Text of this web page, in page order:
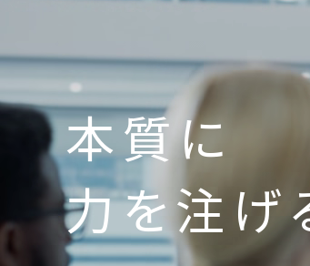
本質に
力を注げ